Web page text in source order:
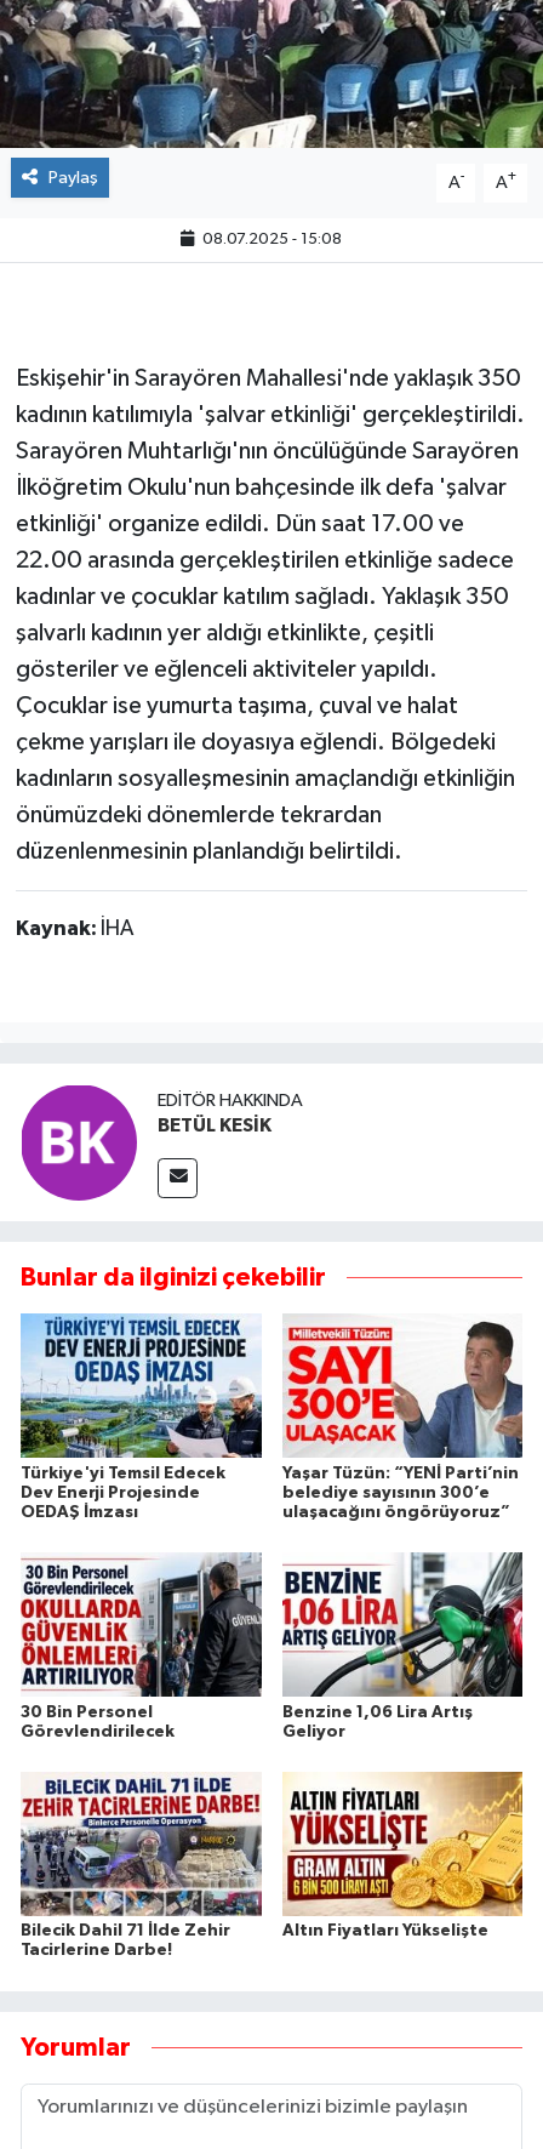
Paylaş A- A+
08.07.2025 - 15:08
Eskişehir'in Sarayören Mahallesi'nde yaklaşık 350
kadının katılımıyla 'şalvar etkinliği' gerçekleştirildi.
Sarayören Muhtarlığı'nın öncülüğünde Sarayören
İlköğretim Okulu'nun bahçesinde ilk defa 'şalvar
etkinliği' organize edildi. Dün saat 17.00 ve
22.00 arasında gerçekleştirilen etkinliğe sadece
kadınlar ve çocuklar katılım sağladı. Yaklaşık 350
şalvarlı kadının yer aldığı etkinlikte, çeşitli
gösteriler ve eğlenceli aktiviteler yapıldı.
Çocuklar ise yumurta taşıma, çuval ve halat
çekme yarışları ile doyasıya eğlendi. Bölgedeki
kadınların sosyalleşmesinin amaçlandığı etkinliğin
önümüzdeki dönemlerde tekrardan
düzenlenmesinin planlandığı belirtildi.
Kaynak: İHA
EDITÖR HAKKINDA
BETÜL KESİK
Bunlar da ilginizi çekebilir
Türkiye'yi Temsil Edecek
Dev Enerji Projesinde
OEDAŞ İmzası
Yaşar Tüzün: “YENİ Parti’nin
belediye sayısının 300’e
ulaşacağını öngörüyoruz”
30 Bin Personel
Görevlendirilecek
Benzine 1,06 Lira Artış
Geliyor
Bilecik Dahil 71 İlde Zehir
Tacirlerine Darbe!
Altın Fiyatları Yükselişte
Yorumlar